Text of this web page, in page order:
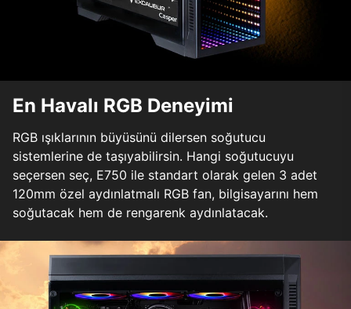
En Havalı RGB Deneyimi
RGB ışıklarının büyüsünü dilersen soğutucu
sistemlerine de taşıyabilirsin. Hangi soğutucuyu
seçersen seç, E750 ile standart olarak gelen 3 adet
120mm özel aydınlatmalı RGB fan, bilgisayarını hem
soğutacak hem de rengarenk aydınlatacak.